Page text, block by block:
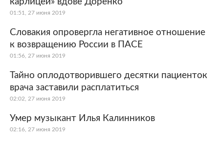
карлицей» вдове Доренко
01:51, 27 июня 2019
Словакия опровергла негативное отношение
к возвращению России в ПАСЕ
01:56, 27 июня 2019
Тайно оплодотворившего десятки пациенток
врача заставили расплатиться
02:02, 27 июня 2019
Умер музыкант Илья Калинников
02:16, 27 июня 2019